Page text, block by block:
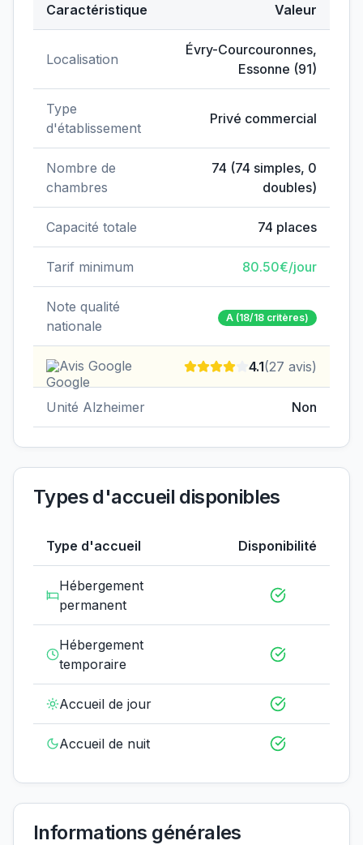
EHPAD - résidence Médicis
Caractéristique Valeur
Localisation
Évry-Courcouronnes,
Essonne (91)
Type
d'établissement
Privé commercial
Nombre de
chambres
74 (74 simples, 0
doubles)
Capacité totale 74 places
Tarif minimum 80.50€/jour
Note qualité
nationale
A (18/18 critères)
Avis Google 4.1(27 avis)
Unité Alzheimer Non
Types d'accueil disponibles
Type d'accueil Disponibilité
Hébergement
permanent
Hébergement
temporaire
Accueil de jour
Accueil de nuit
Informations générales